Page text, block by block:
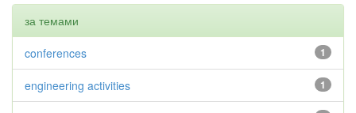
за темами
1
conferences
1
engineering activities